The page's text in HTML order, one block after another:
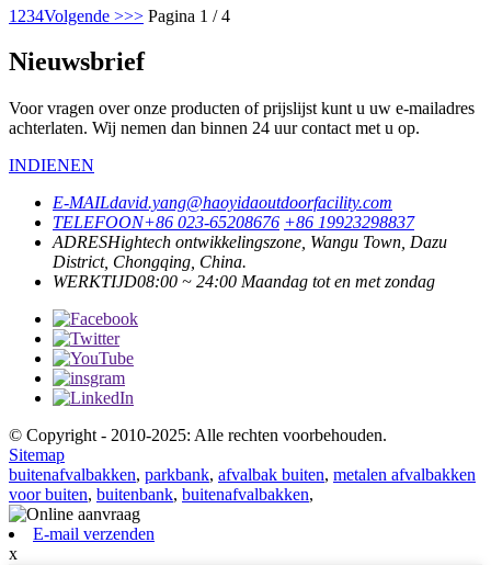
1 234Volgende >>> Pagina 1 / 4
Nieuwsbrief
Voor vragen over onze producten of prijslijst kunt u uw e-mailadres
achterlaten. Wij nemen dan binnen 24 uur contact met u op.
INDIENEN
E-MAILdavid.yang@haoyidaoutdoorfacility.com
TELEFOON+86 023-65208676 +86 19923298837
ADRESHightech ontwikkelingszone, Wangu Town, Dazu
District, Chongqing, China.
WERKTIJD08:00 ~ 24:00 Maandag tot en met zondag
© Copyright - 2010-2025: Alle rechten voorbehouden.
Sitemap
buitenafvalbakken, parkbank, afvalbak buiten, metalen afvalbakken
voor buiten, buitenbank, buitenafvalbakken,
E-mail verzenden
x